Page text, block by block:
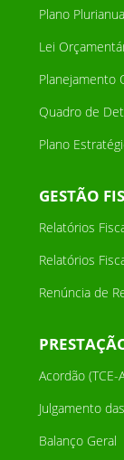
Plano
Lei
Planejamento
Quadro de
Plano
GESTÃO
Relatórios
Relatórios
Renúncia de
Acordão (TCE-
Julgamento
Balanço Geral